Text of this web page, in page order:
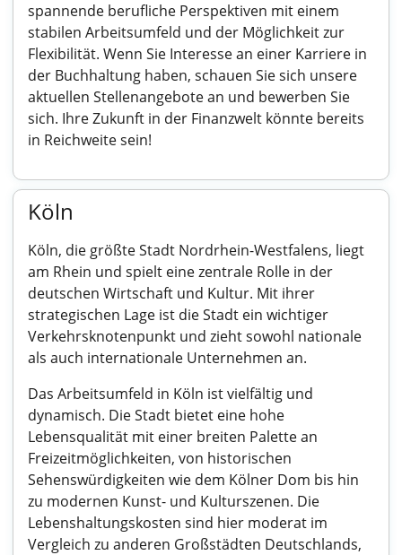
spannende berufliche Perspektiven mit einem
stabilen Arbeitsumfeld und der Möglichkeit zur
Flexibilität. Wenn Sie Interesse an einer Karriere in
der Buchhaltung haben, schauen Sie sich unsere
aktuellen Stellenangebote an und bewerben Sie
sich. Ihre Zukunft in der Finanzwelt könnte bereits
in Reichweite sein!
Köln
Köln, die größte Stadt Nordrhein-Westfalens, liegt
am Rhein und spielt eine zentrale Rolle in der
deutschen Wirtschaft und Kultur. Mit ihrer
strategischen Lage ist die Stadt ein wichtiger
Verkehrsknotenpunkt und zieht sowohl nationale
als auch internationale Unternehmen an.
Das Arbeitsumfeld in Köln ist vielfältig und
dynamisch. Die Stadt bietet eine hohe
Lebensqualität mit einer breiten Palette an
Freizeitmöglichkeiten, von historischen
Sehenswürdigkeiten wie dem Kölner Dom bis hin
zu modernen Kunst- und Kulturszenen. Die
Lebenshaltungskosten sind hier moderat im
Vergleich zu anderen Großstädten Deutschlands,